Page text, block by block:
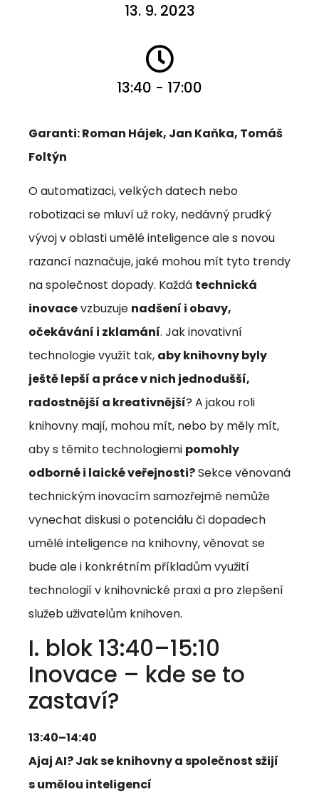
13. 9. 2023
13:40 - 17:00
Garanti: Roman Hájek, Jan Kaňka, Tomáš
Foltýn
O automatizaci, velkých datech nebo
robotizaci se mluví už roky, nedávný prudký
vývoj v oblasti umělé inteligence ale s novou
razancí naznačuje, jaké mohou mít tyto trendy
na společnost dopady. Každá technická
inovacevzbuzuje nadšení i obavy,
očekávání i zklamání. Jak inovativní
technologie využít tak, aby knihovny byly
ještě lepší a práce v nich jednodušší,
radostnější a kreativnější? A jakou roli
knihovny mají, mohou mít, nebo by měly mít,
aby s těmito technologiemi pomohly
odborné i laické veřejnosti?Sekce věnovaná
technickým inovacím samozřejmě nemůže
vynechat diskusi o potenciálu či dopadech
umělé inteligence na knihovny, věnovat se
bude ale i konkrétním příkladům využití
technologií v knihovnické praxi a pro zlepšení
služeb uživatelům knihoven.
I. blok 13:40–15:10
Inovace – kde se to
zastaví?
13:40–14:40
Ajaj AI? Jak se knihovny a společnost sžijí
s umělou inteligencí